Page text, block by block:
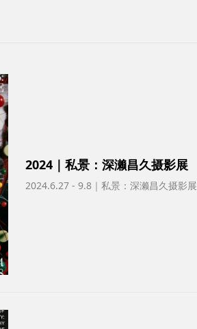
2024｜私景：深濑昌久摄影展
2024.6.27 - 9.8｜私景：深濑昌久摄影展